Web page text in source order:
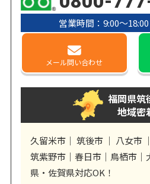
営業時間：9:00〜
メール問い合わせ
福岡県筑
地域密
久留米市｜ 筑後市 ｜ 八女市
筑紫野市｜春日市｜鳥栖市｜
県・佐賀県対応OK！